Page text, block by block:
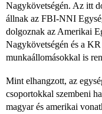
Nagykövetségén. Az itt
állnak az FBI-NNI
dolgoznak az Amerikai
Nagykövetségén és a
munkaállomásokkal is
Mint elhangzott, az
csoportokkal szembeni
magyar és amerikai